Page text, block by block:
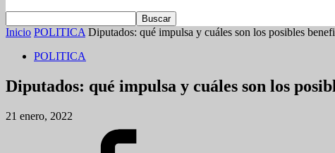
Inicio POLITICA Diputados: qué impulsa y cuáles son los posibles
POLITICA
Diputados: qué impulsa y cuáles son los
21 enero, 2022